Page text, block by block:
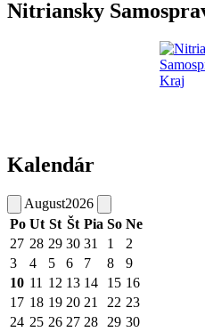
Nitriansky
Kalendár
August2026
Po Ut St Št Pia So Ne
27 28 29 30 31 1
2
3
4 5 6 7 8
9
10 11 12 13 14 15 16
17 18 19 20 21 22 23
24 25 26 27 28 29 30